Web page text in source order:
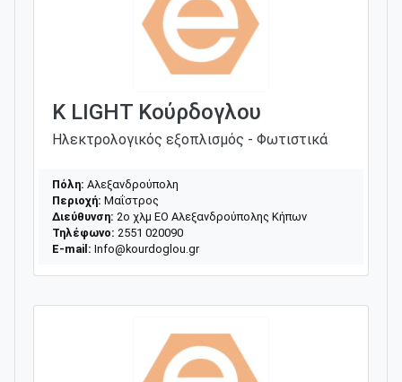
K LIGHT Κούρδογλου
Ηλεκτρολογικός εξοπλισμός - Φωτιστικά
Πόλη: Αλεξανδρούπολη
Περιοχή: Μαΐστρος
Διεύθυνση: 2ο χλμ ΕΟ Αλεξανδρούπολης Κήπων
Τηλέφωνο: 2551 020090
E-mail: Info@kourdoglou.gr